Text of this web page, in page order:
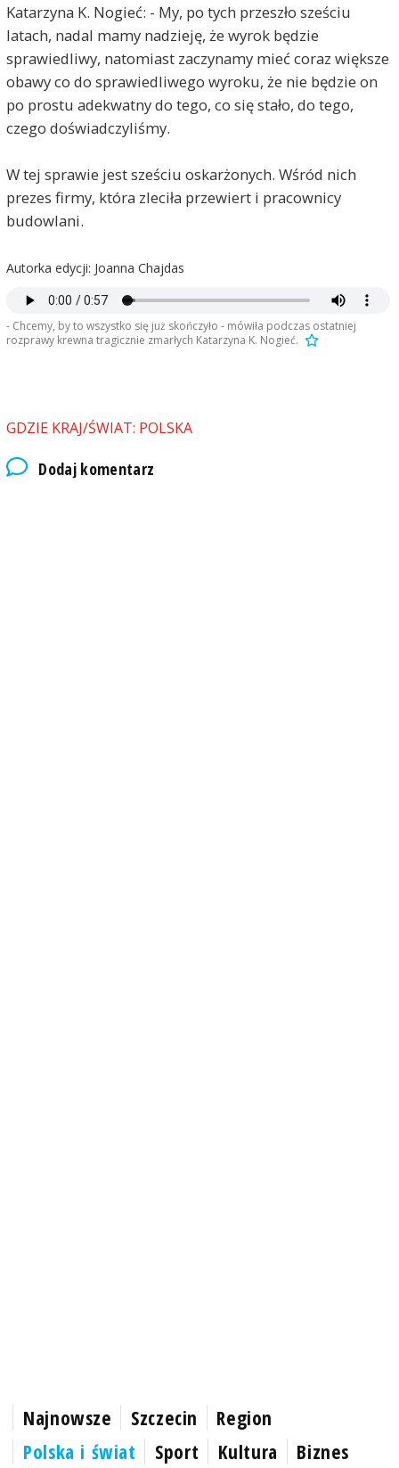
Katarzyna K. Nogieć: - My, po tych przeszło sześciu
latach, nadal mamy nadzieję, że wyrok będzie
sprawiedliwy, natomiast zaczynamy mieć coraz większe
obawy co do sprawiedliwego wyroku, że nie będzie on
po prostu adekwatny do tego, co się stało, do tego,
czego doświadczyliśmy.
W tej sprawie jest sześciu oskarżonych. Wśród nich
prezes firmy, która zleciła przewiert i pracownicy
budowlani.
Autorka edycji: Joanna Chajdas
- Chcemy, by to wszystko się już skończyło - mówiła podczas ostatniej
rozprawy krewna tragicznie zmarłych Katarzyna K. Nogieć.
GDZIE KRAJ/ŚWIAT: POLSKA
Dodaj komentarz
Najnowsze Szczecin
Region
Polska i świat
Sport Kultura Biznes